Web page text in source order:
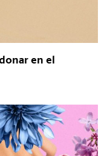
en el